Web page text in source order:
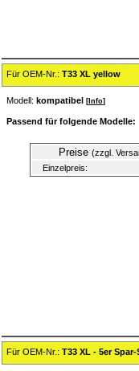
Für OEM-Nr.: T33 XL yellow
Modell: kompatibel [ Info]
Passend für folgende Modelle:
Preise (zzgl.
Einzelpreis:
Für OEM-Nr.: T33 XL - 5er Spar-